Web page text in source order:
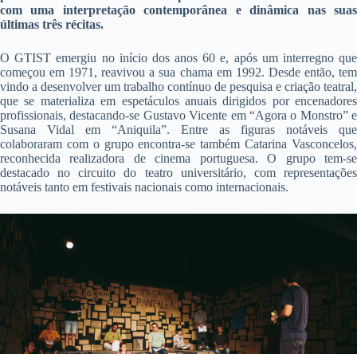
com uma interpretação contemporânea e dinâmica nas suas
últimas três récitas.
O GTIST emergiu no início dos anos 60 e, após um interregno que
começou em 1971, reavivou a sua chama em 1992. Desde então, tem
vindo a desenvolver um trabalho contínuo de pesquisa e criação teatral,
que se materializa em espetáculos anuais dirigidos por encenadores
profissionais, destacando-se Gustavo Vicente em “Agora o Monstro” e
Susana Vidal em “Aniquila”. Entre as figuras notáveis que
colaboraram com o grupo encontra-se também Catarina Vasconcelos,
reconhecida realizadora de cinema portuguesa. O grupo tem-se
destacado no circuito do teatro universitário, com representações
notáveis tanto em festivais nacionais como internacionais.